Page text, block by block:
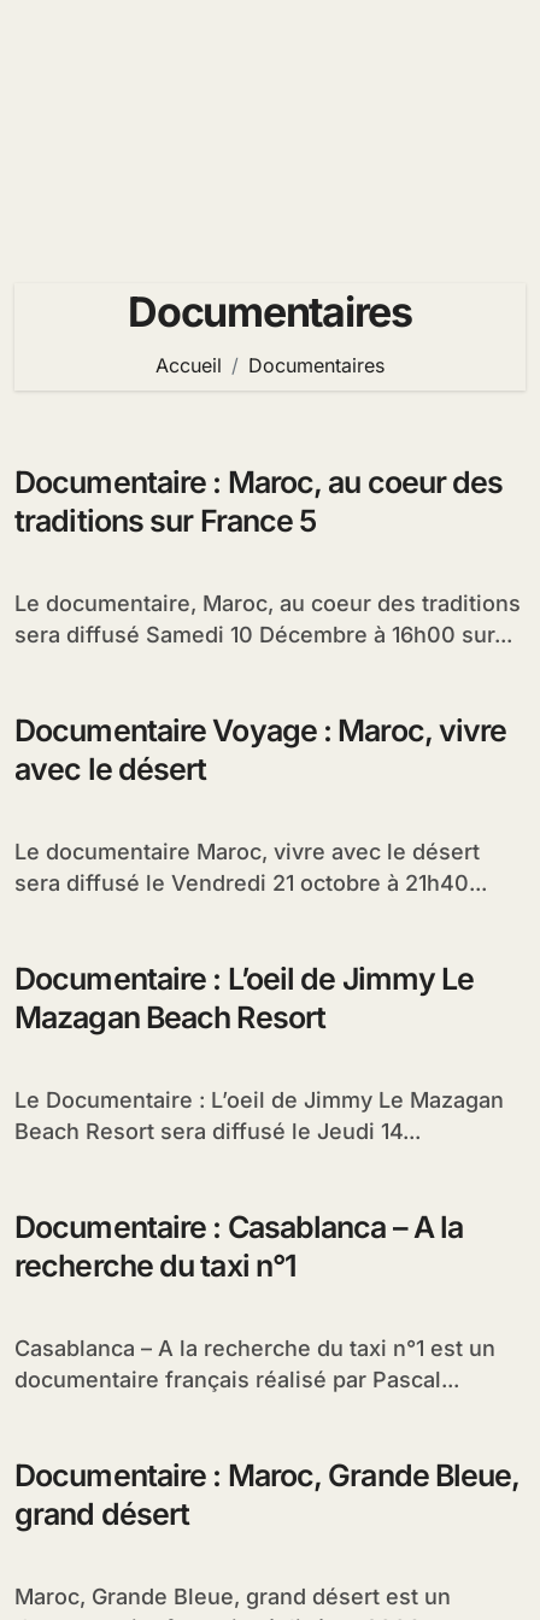
Documentaires
Accueil Documentaires
Documentaire : Maroc, au coeur des
traditions sur France 5
Le documentaire, Maroc, au coeur des traditions
sera diffusé Samedi 10 Décembre à 16h00 sur...
Documentaire Voyage : Maroc, vivre
avec le désert
Le documentaire Maroc, vivre avec le désert
sera diffusé le Vendredi 21 octobre à 21h40...
Documentaire : L’oeil de Jimmy Le
Mazagan Beach Resort
Le Documentaire : L’oeil de Jimmy Le Mazagan
Beach Resort sera diffusé le Jeudi 14...
Documentaire : Casablanca – A la
recherche du taxi n°1
Casablanca – A la recherche du taxi n°1 est un
documentaire français réalisé par Pascal...
Documentaire : Maroc, Grande Bleue,
grand désert
Maroc, Grande Bleue, grand désert est un